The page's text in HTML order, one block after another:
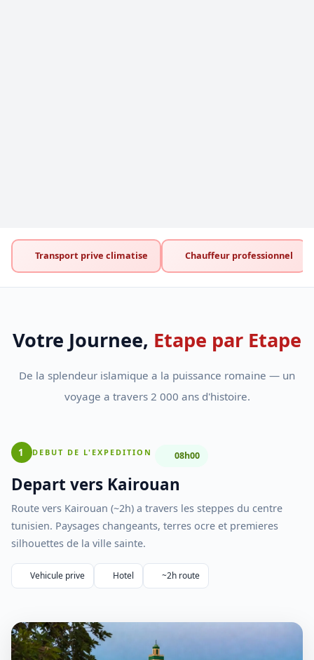
Transport prive climatise Chauffeur professionnel
Votre Journee, Etape par Etape
De la splendeur islamique a la puissance romaine — un
voyage a travers 2 000 ans d'histoire.
1 DEBUT DE L'EXPEDITION 08h00
Depart vers Kairouan
Route vers Kairouan (~2h) a travers les steppes du centre
tunisien. Paysages changeants, terres ocre et premieres
silhouettes de la ville sainte.
Vehicule prive Hotel ~2h route